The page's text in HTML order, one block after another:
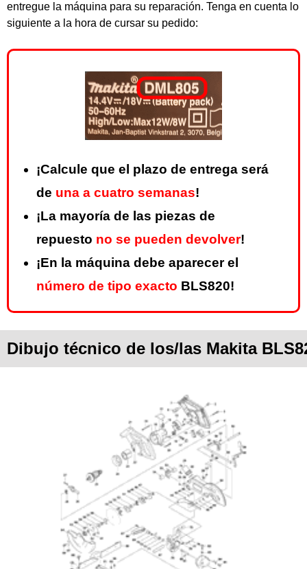
entregue la máquina para su reparación. Tenga en cuenta lo
siguiente a la hora de cursar su pedido:
¡Calcule que el plazo de entrega será
de una a cuatro semanas!
¡La mayoría de las piezas de
repuesto no se pueden devolver!
¡En la máquina debe aparecer el
número de tipo exacto BLS820!
Dibujo técnico de los/las Makita